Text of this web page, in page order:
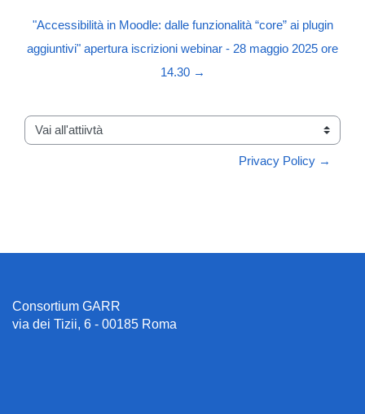
"Accessibilità in Moodle: dalle funzionalità “core” ai plugin
aggiuntivi" apertura iscrizioni webinar - 28 maggio 2025 ore
14.30 →
Vai all'attiivtà
Privacy Policy →
Consortium GARR
via dei Tizii, 6 - 00185 Roma